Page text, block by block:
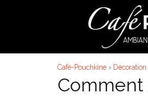
Café-Pouchkine › Décoration